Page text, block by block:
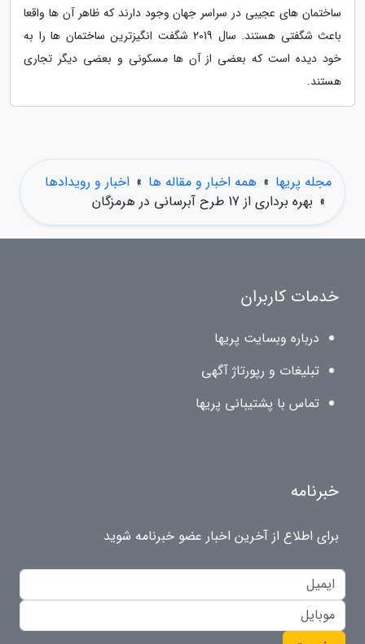
ساختمان های عجیبی در سراسر جهان وجود دارند که ظاهر آن ها واقعا
باعث شگفتی هستند. سال 2019 شگفت انگیزترین ساختمان ها را به
خود دیده است که بعضی از آن ها مسکونی و بعضی دیگر تجاری
هستند.
مجله پریها » همه اخبار و مقاله ها » اخبار و رویدادها
» بهره برداری از 17 طرح آبرسانی در هرمزگان
خدمات کاربران
درباره وبسایت پریها
تبلیغات و رپورتاژ آگهی
تماس با پشتیبانی پریها
خبرنامه
برای اطلاع از آخرین اخبار عضو خبرنامه شوید